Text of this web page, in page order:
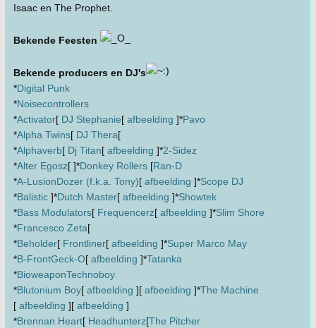
Isaac en The Prophet.
Bekende Feesten
Bekende producers en DJ's
*Digital Punk
*Noisecontrollers
*Activator[ DJ Stephanie[ afbeelding ]*Pavo
*Alpha Twins[ DJ Thera[
*Alphaverb[ Dj Titan[ afbeelding ]*2-Sidez
*Alter Egosz[ ]*Donkey Rollers [Ran-D
*A-LusionDozer (f.k.a. Tony)[ afbeelding ]*Scope DJ
*Balistic ]*Dutch Master[ afbeelding ]*Showtek
*Bass Modulators[ Frequencerz[ afbeelding ]*Slim Shore
*Francesco Zeta[
*Beholder[ Frontliner[ afbeelding ]*Super Marco May
*B-FrontGeck-O[ afbeelding ]*Tatanka
*BioweaponTechnoboy
*Blutonium Boy[ afbeelding ][ afbeelding ]*The Machine
[ afbeelding ][ afbeelding ]
*Brennan Heart[ Headhunterz[The Pitcher